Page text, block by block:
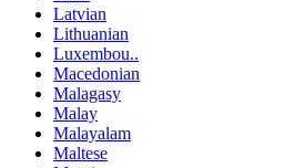
Latvian
Lithuanian
Luxembou..
Macedonian
Malagasy
Malay
Malayalam
Maltese